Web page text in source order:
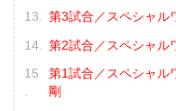
第3試合／スペシャル
第2試合／スペシャル
第1試合／スペシャル
剛